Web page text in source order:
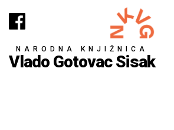
NARODNA KNJIŽNICA
Vlado Gotovac Sisak